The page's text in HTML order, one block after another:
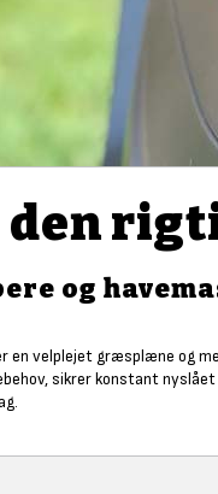
den
og
en velplejet græsplæne og
sikrer konstant